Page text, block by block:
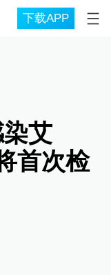
下载APP
艾
首次检